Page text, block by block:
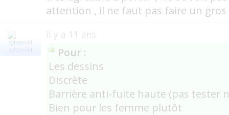
attention , il ne faut pas faire un
sylvain44
il y a 11 ans
Pour :
Les dessins
Discrète
Barrière anti-fuite haute (pas tester
Bien pour les femme plutôt